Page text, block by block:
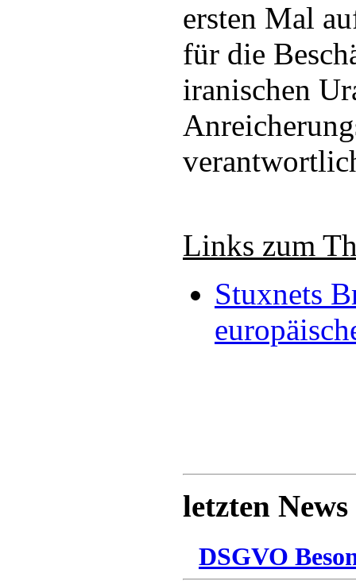
ersten Mal
für die
iranischen
Links zum
Stuxnets
letzten News
DSGVO